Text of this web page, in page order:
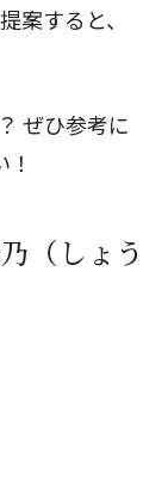
案すると、
ぜひ参考に
（しょう